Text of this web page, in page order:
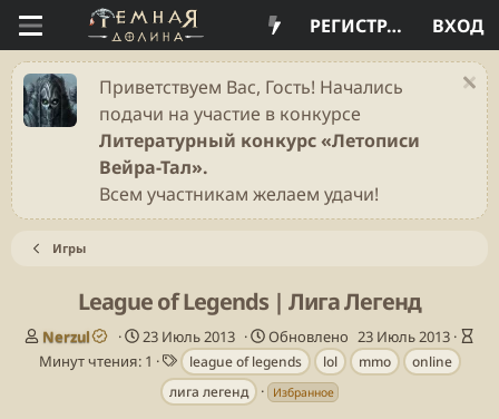
ВХОД
РЕГИСТРАЦИЯ
Приветствуем Вас, Гость! Начались
подачи на участие в конкурсе
Литературный конкурс «Летописи
Вейра-Тал».
Всем участникам желаем удачи!
Игры
League of Legends | Лига Легенд
А
в
Nerzul
Д
а
23 Июль 2013 Обновлено 23 Июль 2013
В
Минут чтения: 1
Т
е
г
league of legends lol mmo
online
лига легенд
Избранное